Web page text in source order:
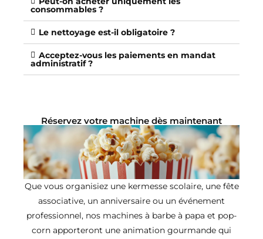
consommables ?
Le nettoyage est-il obligatoire ?
Acceptez-vous les paiements en mandat
administratif ?
Réservez votre machine dès maintenant
Que vous organisiez une kermesse scolaire, une fête
associative, un anniversaire ou un événement
professionnel, nos machines à barbe à papa et pop-
corn apporteront une animation gourmande qui